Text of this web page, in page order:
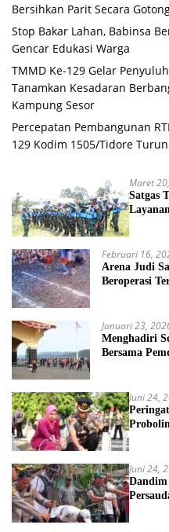
Bersihkan Parit Secara
Stop Bakar Lahan, Babinsa
Gencar Edukasi Warga
TMMD Ke-129 Gelar
Tanamkan Kesadaran
Kampung Sesor
Percepatan Pembangunan
129 Kodim 1505/Tidore
Maret
Satgas
Februari 16,
Arena Judi
Beroperasi
Januari 23,
Menghadiri
Bersama
Juni 24,
Juni 24,